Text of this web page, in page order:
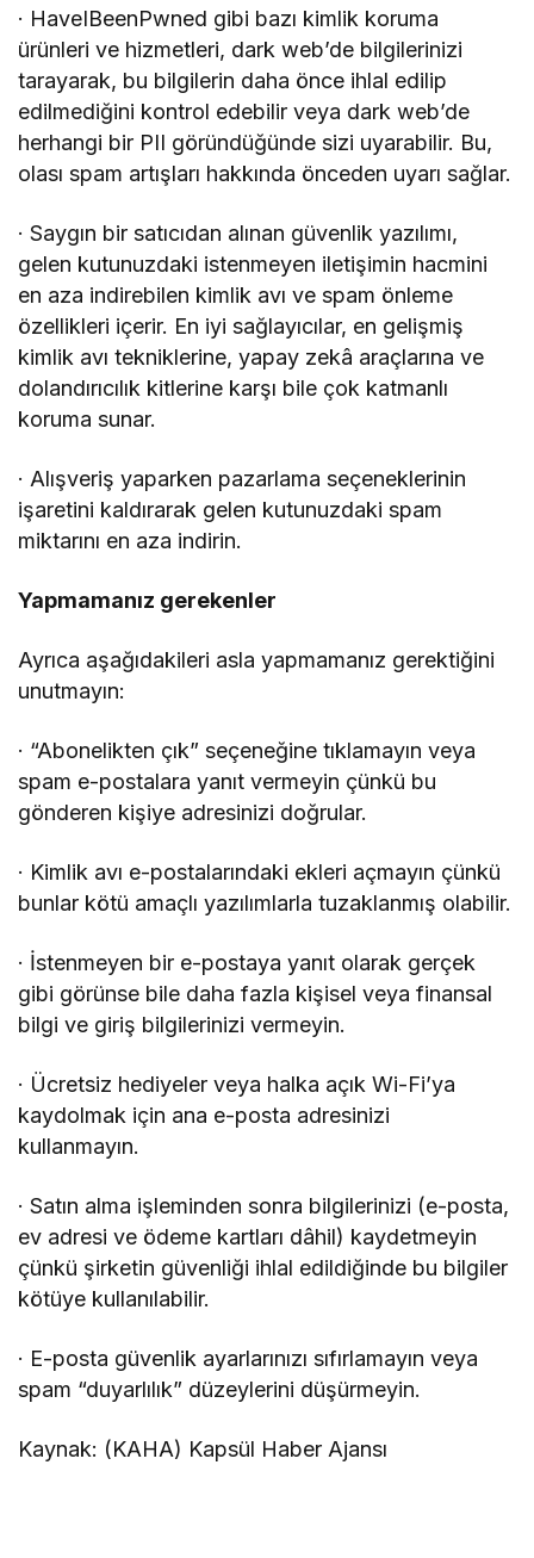
· HaveIBeenPwned gibi bazı kimlik koruma
ürünleri ve hizmetleri, dark web’de bilgilerinizi
tarayarak, bu bilgilerin daha önce ihlal edilip
edilmediğini kontrol edebilir veya dark web’de
herhangi bir PII göründüğünde sizi uyarabilir. Bu,
olası spam artışları hakkında önceden uyarı sağlar.
· Saygın bir satıcıdan alınan güvenlik yazılımı,
gelen kutunuzdaki istenmeyen iletişimin hacmini
en aza indirebilen kimlik avı ve spam önleme
özellikleri içerir. En iyi sağlayıcılar, en gelişmiş
kimlik avı tekniklerine, yapay zekâ araçlarına ve
dolandırıcılık kitlerine karşı bile çok katmanlı
koruma sunar.
· Alışveriş yaparken pazarlama seçeneklerinin
işaretini kaldırarak gelen kutunuzdaki spam
miktarını en aza indirin.
Yapmamanız gerekenler
Ayrıca aşağıdakileri asla yapmamanız gerektiğini
unutmayın:
· “Abonelikten çık” seçeneğine tıklamayın veya
spam e-postalara yanıt vermeyin çünkü bu
gönderen kişiye adresinizi doğrular.
· Kimlik avı e-postalarındaki ekleri açmayın çünkü
bunlar kötü amaçlı yazılımlarla tuzaklanmış olabilir.
· İstenmeyen bir e-postaya yanıt olarak gerçek
gibi görünse bile daha fazla kişisel veya finansal
bilgi ve giriş bilgilerinizi vermeyin.
· Ücretsiz hediyeler veya halka açık Wi-Fi’ya
kaydolmak için ana e-posta adresinizi
kullanmayın.
· Satın alma işleminden sonra bilgilerinizi (e-posta,
ev adresi ve ödeme kartları dâhil) kaydetmeyin
çünkü şirketin güvenliği ihlal edildiğinde bu bilgiler
kötüye kullanılabilir.
· E-posta güvenlik ayarlarınızı sıfırlamayın veya
spam “duyarlılık” düzeylerini düşürmeyin.
Kaynak: (KAHA) Kapsül Haber Ajansı